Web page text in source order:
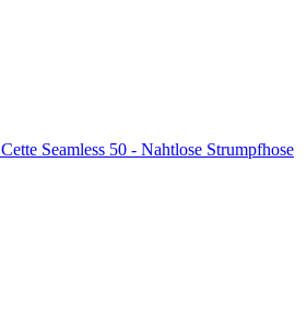
Cette Seamless 50 - Nahtlose Strumpfhose